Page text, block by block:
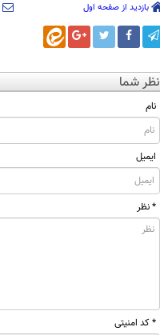
بازدید از صفحه اول
نظر شما
نام
ایمیل
* نظر
* کد امنیتی